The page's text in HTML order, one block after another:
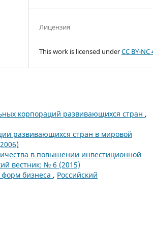
Лицензия
This work is licensed underCC BY-NC
корпораций развивающихся стран ,
развивающихся стран в мировой
в повышении инвестиционной
вестник: № 6 (2015)
бизнеса , Российский